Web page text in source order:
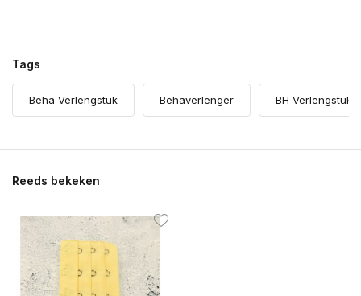
Tags
Beha Verlengstuk Behaverlenger BH Verlengstuk
Reeds bekeken